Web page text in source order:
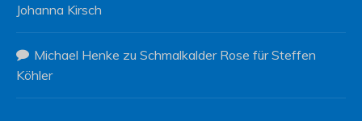
Johanna Kirsch
Michael Henke zu Schmalkalder Rose für Steffen
Köhler